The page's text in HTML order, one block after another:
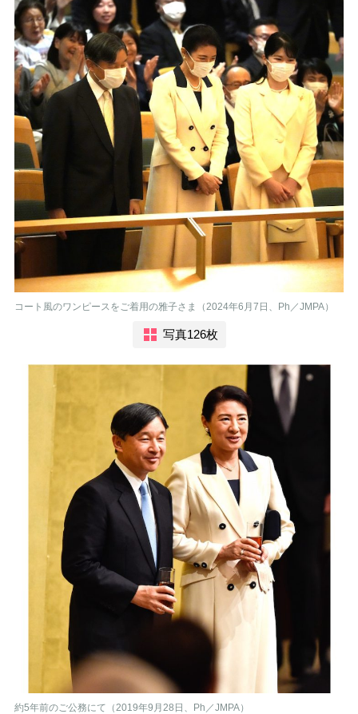
コート風のワンピースをご着用の雅子さま（2024年6月7日、Ph／JMPA）
写真126枚
約5年前のご公務にて（2019年9月28日、Ph／JMPA）